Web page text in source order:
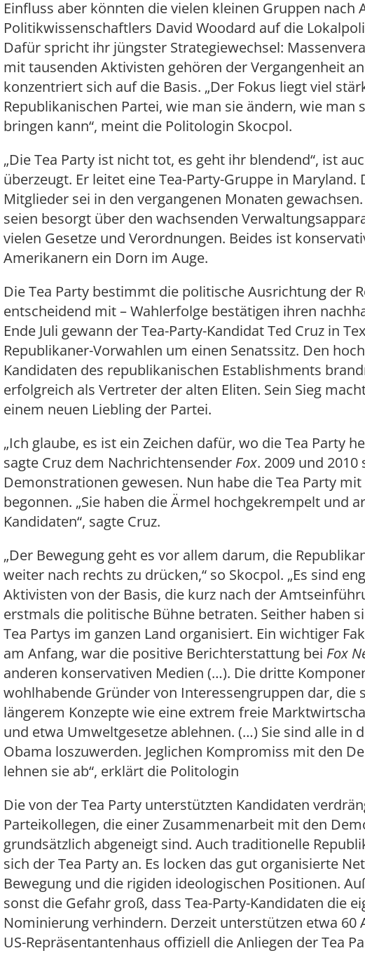
Einfluss aber könnten die vielen kleinen Gruppen nach
Politikwissenschaftlers David Woodard auf die
Dafür spricht ihr jüngster Strategiewechsel:
mit tausenden Aktivisten gehören der Vergangenheit
konzentriert sich auf die Basis. „Der Fokus liegt viel
Republikanischen Partei, wie man sie ändern, wie man
bringen kann“, meint die Politologin Skocpol.
„Die Tea Party ist nicht tot, es geht ihr blendend“, ist
überzeugt. Er leitet eine Tea-Party-Gruppe in Maryland.
Mitglieder sei in den vergangenen Monaten
seien besorgt über den wachsenden
vielen Gesetze und Verordnungen. Beides ist
Amerikanern ein Dorn im Auge.
Die Tea Party bestimmt die politische Ausrichtung der
entscheidend mit – Wahlerfolge bestätigen ihren
Ende Juli gewann der Tea-Party-Kandidat Ted Cruz in
Republikaner-Vorwahlen um einen Senatssitz. Den
Kandidaten des republikanischen Establishments
erfolgreich als Vertreter der alten Eliten. Sein Sieg
einem neuen Liebling der Partei.
„Ich glaube, es ist ein Zeichen dafür, wo die Tea Party
sagte Cruz dem Nachrichtensender Fox. 2009 und
Demonstrationen gewesen. Nun habe die Tea Party
begonnen. „Sie haben die Ärmel hochgekrempelt und
Kandidaten“, sagte Cruz.
„Der Bewegung geht es vor allem darum, die
weiter nach rechts zu drücken,“ so Skocpol. „Es sind
Aktivisten von der Basis, die kurz nach der
erstmals die politische Bühne betraten. Seither haben
Tea Partys im ganzen Land organisiert. Ein wichtiger
am Anfang, war die positive Berichterstattung bei Fox
anderen konservativen Medien (…). Die dritte
wohlhabende Gründer von Interessengruppen dar, die
längerem Konzepte wie eine extrem freie
und etwa Umweltgesetze ablehnen. (…) Sie sind alle in
Obama loszuwerden. Jeglichen Kompromiss mit den
lehnen sie ab“, erklärt die Politologin
Die von der Tea Party unterstützten Kandidaten
Parteikollegen, die einer Zusammenarbeit mit den
grundsätzlich abgeneigt sind. Auch traditionelle
sich der Tea Party an. Es locken das gut organisierte
Bewegung und die rigiden ideologischen Positionen.
sonst die Gefahr groß, dass Tea-Party-Kandidaten die
Nominierung verhindern. Derzeit unterstützen etwa 60
US-Repräsentantenhaus offiziell die Anliegen der Tea